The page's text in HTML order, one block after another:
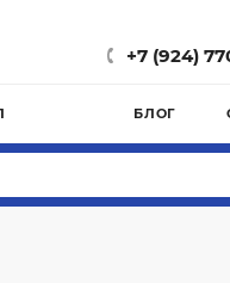
+7 (924)
БЛОГ